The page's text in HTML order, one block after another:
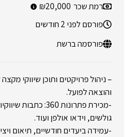
רמת שכר 20,000
פורסם לפני 2 חודשים
פורסמה ברשת
– ניהול פרויקטים ותוכן שיווקי
והוצאה לפועל.
-מכירת פתרונות
גולשים, וידאו אולפן ועוד.
-עמידה ביעדים חודשיים, תיאום